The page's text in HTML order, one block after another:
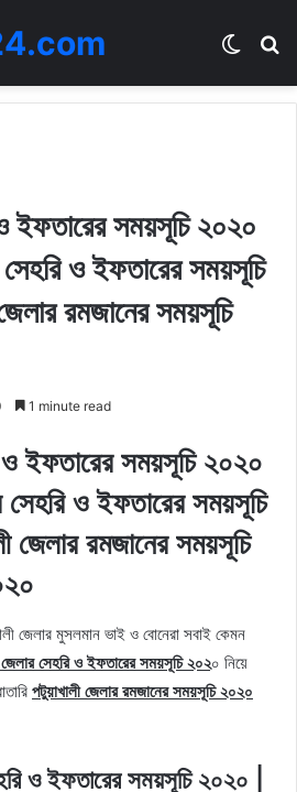
ইফতারের সময়সূচি ২০২০
ও ইফতারের সময়সূচি
রমজানের সময়সূচি
1 minute read
ও ইফতারের সময়সূচি ২০২০
সেহরি ও ইফতারের সময়সূচি
জেলার রমজানের সময়সূচি
জেলার মুসলমান ভাই ও বোনেরা সবাই কেমন
জেলার সেহরি ও ইফতারের সময়সূচি ২০২০ নিয়ে
পটুয়াখালী জেলার রমজানের সময়সূচি ২০২০
ও ইফতারের সময়সূচি ২০২০ |